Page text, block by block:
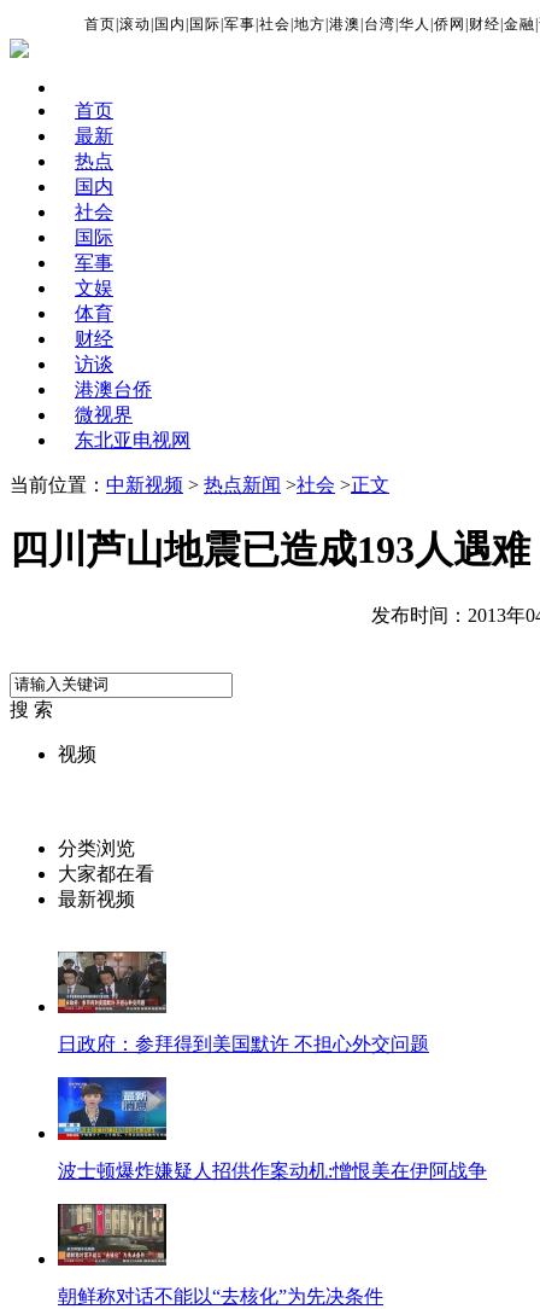
首页 |滚动 国内 国际 |军事 |社会 |地方 |港澳 台湾 |华人 |侨网 财经 |金融 |
首页
最新
热点
国内
社会
国际
军事
文娱
体育
财经
访谈
港澳台侨
微视界
东北亚电视网
当前位置： 中新视频 > 热点新闻 >社会 >正文
四川芦山地震已造成193人遇
发布时间：2013年
搜 索
视频
分类浏览
大家都在看
最新视频
日政府：参拜得到美国默许 不担心外交问题
波士顿爆炸嫌疑人招供作案动机:憎恨美在伊阿战争
朝鲜称对话不能以“去核化”为先决条件